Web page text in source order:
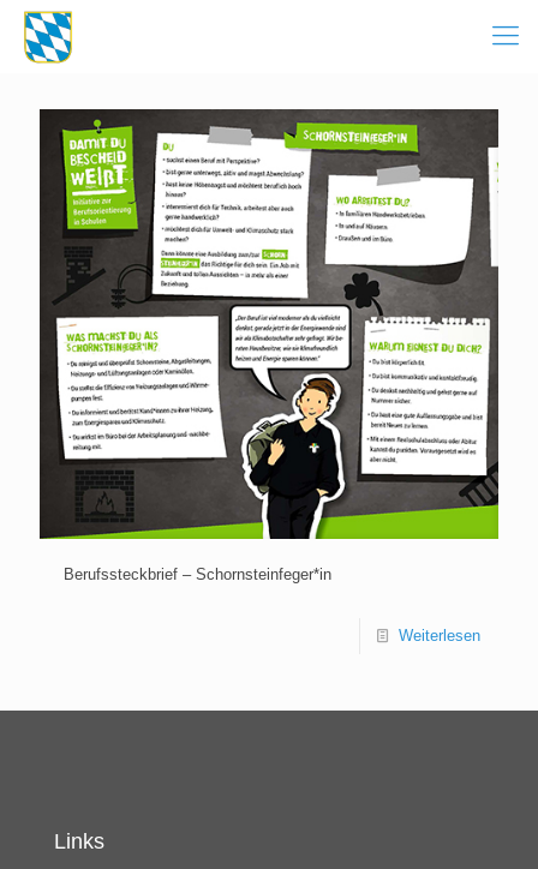
Berufssteckbrief – Schornsteinfeger*in
Weiterlesen
Links